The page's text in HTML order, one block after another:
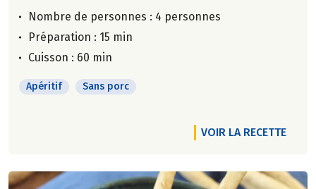
Nombre de personnes : 4 personnes
Préparation : 15 min
Cuisson : 60 min
Apéritif Sans porc
VOIR LA RECETTE